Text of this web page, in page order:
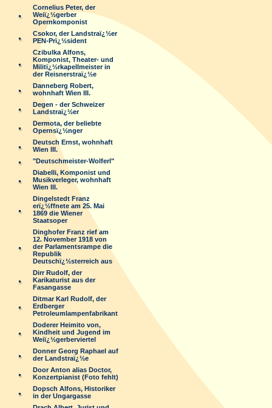
Cornelius Peter, der
Weiï¿½gerber
Opernkomponist
Csokor, der Landstraï¿½er
PEN-Prï¿½sident
Czibulka Alfons,
Komponist, Theater- und
Militï¿½rkapellmeister in
der Reisnerstraï¿½e
Danneberg Robert,
wohnhaft Wien III.
Degen - der Schweizer
Landstraï¿½er
Dermota, der beliebte
Opernsï¿½nger
Deutsch Ernst, wohnhaft
Wien III.
"Deutschmeister-Wolferl"
Diabelli, Komponist und
Musikverleger, wohnhaft
Wien III.
Dingelstedt Franz
erï¿½ffnete am 25. Mai
1869 die Wiener
Staatsoper
Dinghofer Franz rief am
12. November 1918 von
der Parlamentsrampe die
Republik
Deutschï¿½sterreich aus
Dirr Rudolf, der
Karikaturist aus der
Fasangasse
Ditmar Karl Rudolf, der
Erdberger
Petroleumlampenfabrikant
Doderer Heimito von,
Kindheit und Jugend im
Weiï¿½gerberviertel
Donner Georg Raphael auf
der Landstraï¿½e
Door Anton alias Doctor,
Konzertpianist (Foto fehlt)
Dopsch Alfons, Historiker
in der Ungargasse